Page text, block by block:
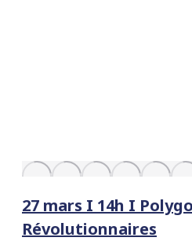
27 mars I 14h I
Révolutionnaires